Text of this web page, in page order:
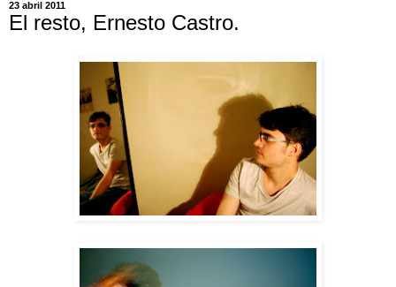
23 abril 2011
El resto, Ernesto Castro.